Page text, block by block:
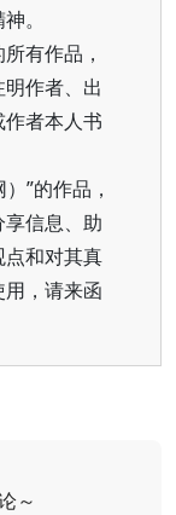
。
有作品，
作者、出
者本人书
”的作品，
信息、助
和对其真
，请来函
～